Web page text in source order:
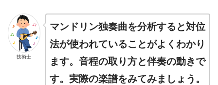
技術士
マンドリン独奏曲を分析すると対位
法が使われていることがよくわかり
ます。音程の取り方と伴奏の動きで
す。実際の楽譜をみてみましょう。